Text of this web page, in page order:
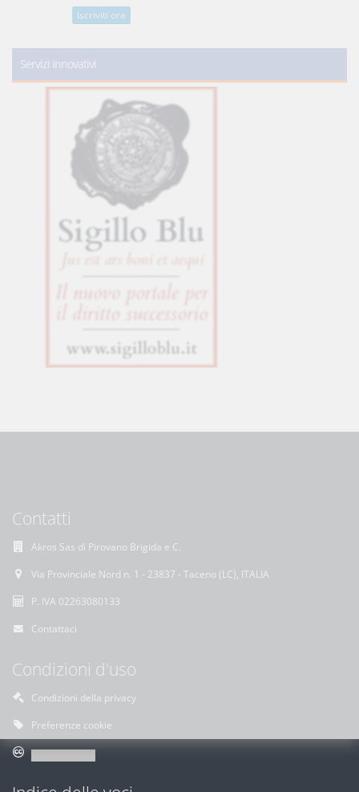
Iscriviti ora
Servizi innovativi
Contatti
Akros Sas di Pirovano Brigida e C.
Via Provinciale Nord n. 1 - 23837 - Taceno (LC), ITALIA
P. IVA 02263080133
Contattaci
Condizioni d'uso
Condizioni della privacy
Preferenze cookie